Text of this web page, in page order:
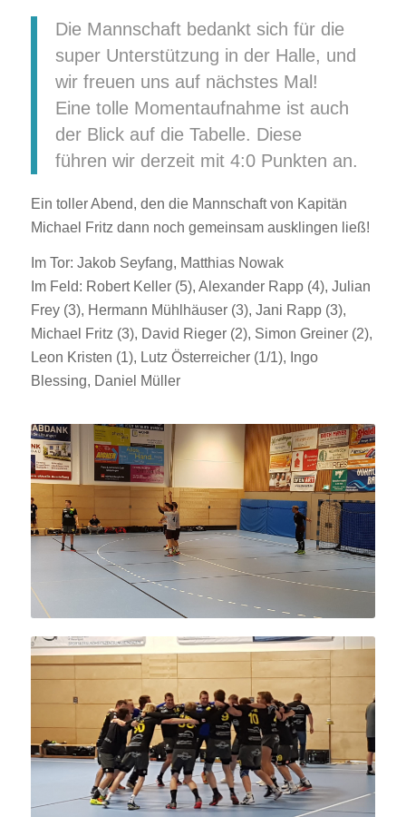
Die Mannschaft bedankt sich für die
super Unterstützung in der Halle, und
wir freuen uns auf nächstes Mal!
Eine tolle Momentaufnahme ist auch
der Blick auf die Tabelle. Diese
führen wir derzeit mit 4:0 Punkten an.
Ein toller Abend, den die Mannschaft von Kapitän
Michael Fritz dann noch gemeinsam ausklingen ließ!
Im Tor: Jakob Seyfang, Matthias Nowak
Im Feld: Robert Keller (5), Alexander Rapp (4), Julian
Frey (3), Hermann Mühlhäuser (3), Jani Rapp (3),
Michael Fritz (3), David Rieger (2), Simon Greiner (2),
Leon Kristen (1), Lutz Österreicher (1/1), Ingo
Blessing, Daniel Müller